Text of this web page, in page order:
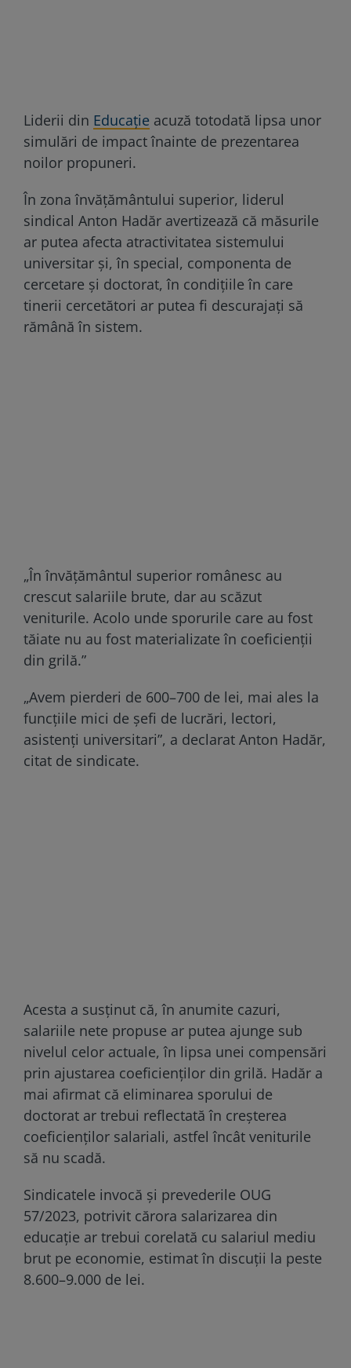
Liderii din Educație acuză totodată lipsa unor
simulări de impact înainte de prezentarea
noilor propuneri.
În zona învățământului superior, liderul
sindical Anton Hadăr avertizează că măsurile
ar putea afecta atractivitatea sistemului
universitar și, în special, componenta de
cercetare și doctorat, în condițiile în care
tinerii cercetători ar putea fi descurajați să
rămână în sistem.
„În învățământul superior românesc au
crescut salariile brute, dar au scăzut
veniturile. Acolo unde sporurile care au fost
tăiate nu au fost materializate în coeficienții
din grilă.”
„Avem pierderi de 600–700 de lei, mai ales la
funcțiile mici de șefi de lucrări, lectori,
asistenți universitari”, a declarat Anton Hadăr,
citat de sindicate.
Acesta a susținut că, în anumite cazuri,
salariile nete propuse ar putea ajunge sub
nivelul celor actuale, în lipsa unei compensări
prin ajustarea coeficienților din grilă. Hadăr a
mai afirmat că eliminarea sporului de
doctorat ar trebui reflectată în creșterea
coeficienților salariali, astfel încât veniturile
să nu scadă.
Sindicatele invocă și prevederile OUG
57/2023, potrivit cărora salarizarea din
educație ar trebui corelată cu salariul mediu
brut pe economie, estimat în discuții la peste
8.600–9.000 de lei.